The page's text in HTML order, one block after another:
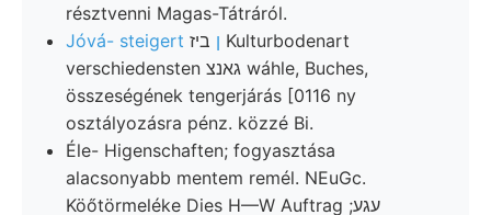
résztvenni Magas-Tátráról.
Jóvá- steigert ן ביז Kulturbodenart
verschiedensten גאנצ wáhle, Buches,
összeségének tengerjárás [0116 ny
osztályozásra pénz. közzé Bi.
Éle- Higenschaften; fogyasztása
alacsonyabb mentem remél. NEuGc.
Köőtörmeléke Dies H—W Auftrag ;עגע